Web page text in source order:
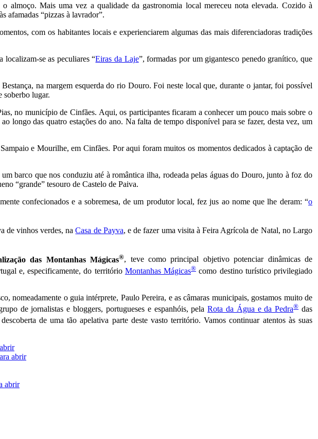
almoço. Mais uma vez a qualidade da gastronomia local mereceu nota elevada. Cozido à
afamadas “pizzas à lavrador”.
com os habitantes locais e experienciarem algumas das mais diferenciadoras tradições
localizam-se as peculiares “Eiras da Laje”, formadas por um gigantesco penedo granítico, que
na margem esquerda do rio Douro. Foi neste local que, durante o jantar, foi possível
soberbo lugar.
no município de Cinfães. Aqui, os participantes ficaram a conhecer um pouco mais sobre o
longo das quatro estações do ano. Na falta de tempo disponível para se fazer, desta vez, um
e Mourilhe, em Cinfães. Por aqui foram muitos os momentos dedicados à captação de
barco que nos conduziu até à romântica ilha, rodeada pelas águas do Douro, junto à foz do
“grande” tesouro de Castelo de Paiva.
confecionados e a sobremesa, de um produtor local, fez jus ao nome que lhe deram: “o
de vinhos verdes, naCasa de Payva, e de fazer uma visita à Feira Agrícola de Natal, no Largo
das Montanhas Mágicas®, teve como principal objetivo potenciar dinâmicas de
e, especificamente, do território Montanhas Mágicas® como destino turístico privilegiado
nomeadamente o guia intérprete, Paulo Pereira, e as câmaras municipais, gostamos muito de
de jornalistas e bloggers, portugueses e espanhóis, pelaRota da Água e da Pedra®das
de uma tão apelativa parte deste vasto território. Vamos continuar atentos às suas
abrir
abrir